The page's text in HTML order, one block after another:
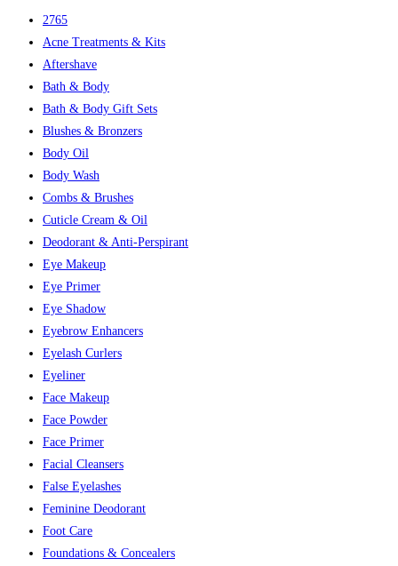
2765
Acne Treatments & Kits
Aftershave
Bath & Body
Bath & Body Gift Sets
Blushes & Bronzers
Body Oil
Body Wash
Combs & Brushes
Cuticle Cream & Oil
Deodorant & Anti-Perspirant
Eye Makeup
Eye Primer
Eye Shadow
Eyebrow Enhancers
Eyelash Curlers
Eyeliner
Face Makeup
Face Powder
Face Primer
Facial Cleansers
False Eyelashes
Feminine Deodorant
Foot Care
Foundations & Concealers